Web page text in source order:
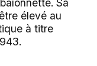
Sa
élevé au
à titre